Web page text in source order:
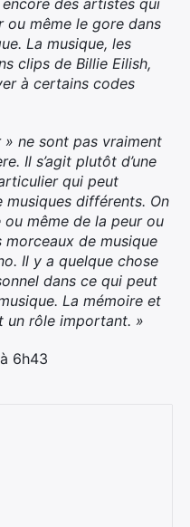
encore des artistes qui
ou même le gore dans
La musique, les
clips de Billie Eilish,
à certains codes
ne sont pas vraiment
Il s’agit plutôt d’une
qui peut
différents. On
ou même de la peur ou
de musique
Il y a quelque chose
dans ce qui peut
La mémoire et
un rôle important. »
6h43